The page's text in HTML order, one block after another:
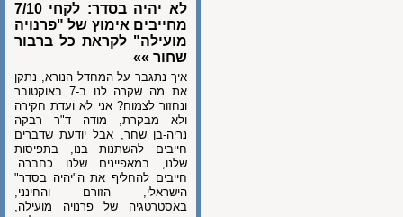
לא יהיה בסדר: לקחי 7/10
מחייבים אימוץ של "פרנויה
מועילה" לקראת כל ברבור
שחור »»
איך נתגבר על המחדל הנורא, נתקן
את מה שקרה לנו ב-7 באוקטובר
ונחזור לצמוח? אני לא ועדת חקירה
ולא מבקרת, מודה ד"ר רבקה
נריה-בן שחר, אבל יודעת שדברים
חייבים להשתנות בנו, בתפיסות
שלנו, במאפיינים שלנו כחברה.
חייבים להחליף את ה"יהיה בסדר"
הישראלי, הזורם והחינני,
באסטרטגיה של פרנויה מועילה,